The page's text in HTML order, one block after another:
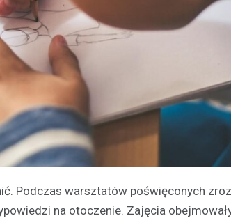
Podczas warsztatów poświęconych
na otoczenie. Zajęcia